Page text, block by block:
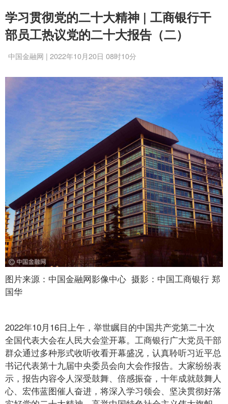
学习贯彻党的二十大精神 | 工商银行干
部员工热议党的二十大报告（二）
中国金融网 | 2022年10月20日 08时10分
图片来源：中国金融网影像中心 摄影：中国工商银行 郑
国华
2022年10月16日上午，举世瞩目的中国共产党第二十次
全国代表大会在人民大会堂开幕。工商银行广大党员干部
群众通过多种形式收听收看开幕盛况，认真聆听习近平总
书记代表第十九届中央委员会向大会作报告。大家纷纷表
示，报告内容令人深受鼓舞、倍感振奋，十年成就鼓舞人
心、宏伟蓝图催人奋进，将深入学习领会、坚决贯彻好落